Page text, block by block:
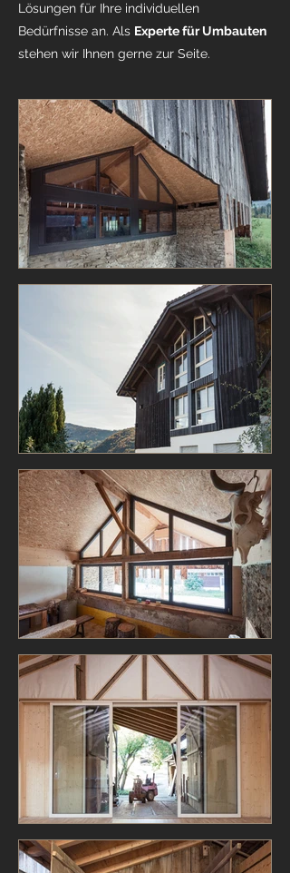
Lösungen für Ihre individuellen
Bedürfnisse an. Als Experte für Umbauten
stehen wir Ihnen gerne zur Seite.